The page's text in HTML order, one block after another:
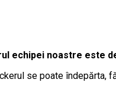
echipei noastre este
se poate îndepărta,